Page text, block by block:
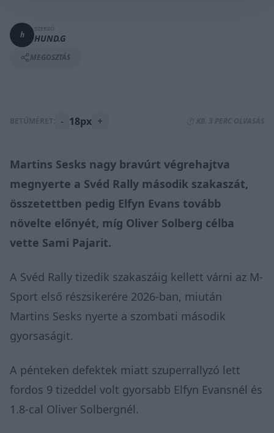
h HUND.G
MEGOSZTÁS
BETŰMÉRET: - 18px + ⏱️ KB. 3 PERC OLVASÁS
Martins Sesks nagy bravúrt végrehajtva
megnyerte a Svéd Rally második szakaszát,
összetettben pedig Elfyn Evans tovább
növelte előnyét, míg Oliver Solberg célba
vette Sami Pajarit.
A Svéd Rally tizedik szakaszáig kellett várni az M-
Sport első részsikerére 2026-ban, miután
Martins Sesks nyerte a szombati második
gyorsaságit.
A pénteken defektek miatt szuperrallyzó lett
fordos 9 tizeddel volt gyorsabb Elfyn Evansnél és
1.8-cal Oliver Solbergnél.